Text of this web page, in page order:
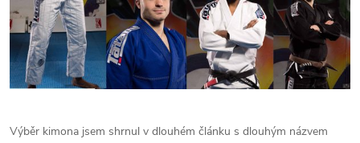
Výběr kimona jsem shrnul v dlouhém článku s dlouhým názvem